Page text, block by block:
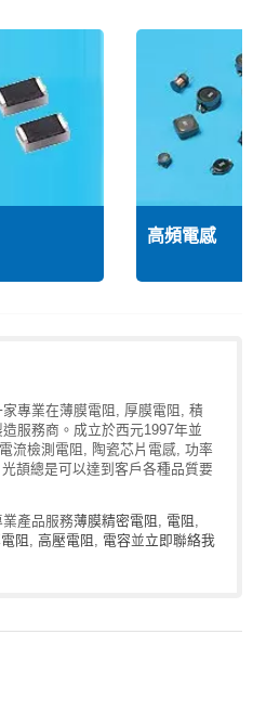
高頻電感
專業在薄膜電阻, 厚膜電阻, 積
服務商。成立於西元1997年並
流檢測電阻, 陶瓷芯片電感, 功率
頡總是可以達到客戶各種品質要
產品服務薄膜精密電阻 , 電阻 ,
阻 , 高壓電阻 , 電容並立即聯絡我